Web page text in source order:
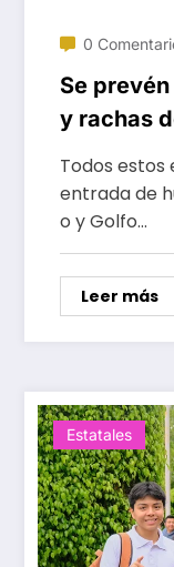
0
Se
y rachas
zonas de
Todos estos
entrada de
o y Golfo…
Leer más
Estatales